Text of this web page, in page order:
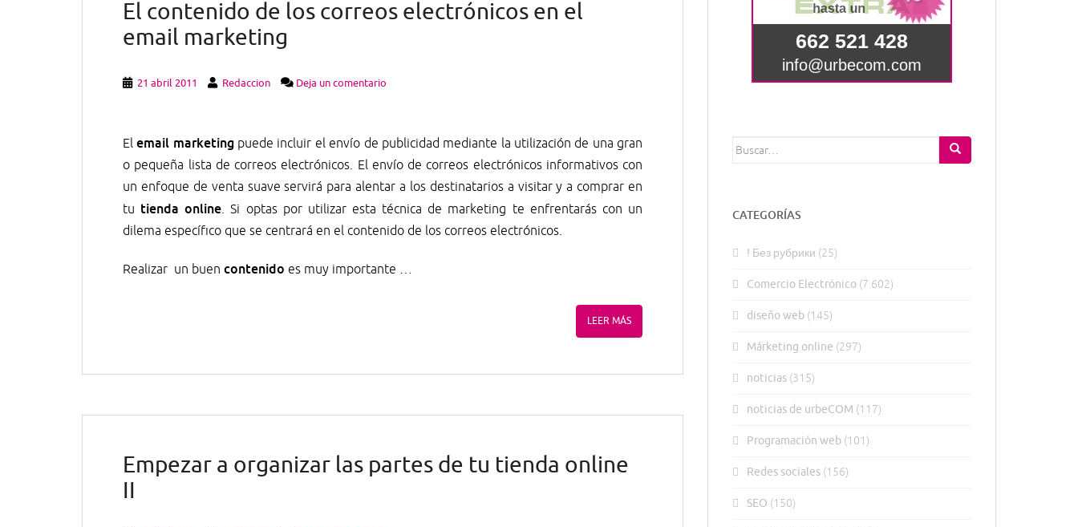
El contenido de los correos electrónicos en el
email marketing
21 abril 2011 Redaccion Deja un comentario
Elemail marketingpuede incluir el envío de publicidad mediante la utilización de una gran
o pequeña lista de correos electrónicos. El envío de correos electrónicos informativos con
un enfoque de venta suave servirá para alentar a los destinatarios a visitar y a comprar en
tu tienda online. Si optas por utilizar esta técnica de marketing te enfrentarás con un
dilema específico que se centrará en el contenido de los correos electrónicos.
Realizar un buen contenido es muy importante …
LEER MÁS
Empezar a organizar las partes de tu tienda online
II
Buscar:
CATEGORÍAS
! Без рубрики (25)
Comercio Electrónico (7.602)
diseño web (145)
Márketing online (297)
noticias (315)
noticias de urbeCOM (117)
Programación web (101)
Redes sociales (156)
SEO (150)